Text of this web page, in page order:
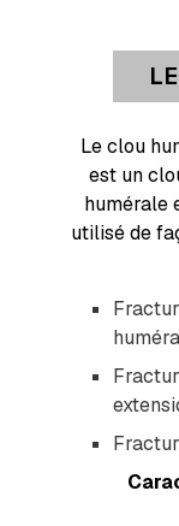
Le clou
est un
humérale
utilisé de